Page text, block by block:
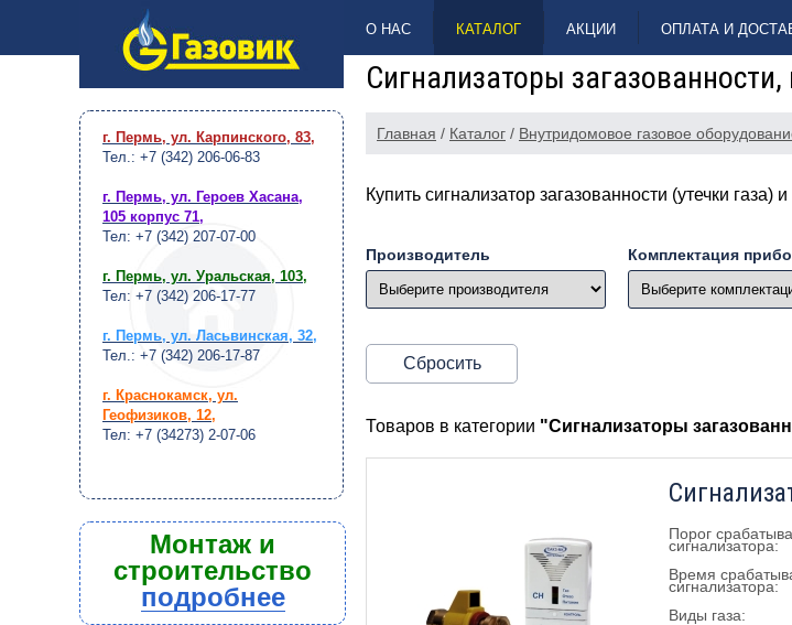
НАВЕРХ
О НАС КАТАЛОГ АКЦИИ ОПЛАТА И
Сигнализаторы загазованности,
Главная / Каталог / Внутридомовое газовое
Купить сигнализатор загазованности (утечки
Производитель Комплектация
Сбросить
Товаров в категории "Сигнализаторы
Порог
сигнализатора:
Время
сигнализатора:
Виды газа:
г. Пермь, ул. Карпинского, 83,
Тел.: +7 (342) 206-06-83
г. Пермь, ул. Героев Хасана,
105 корпус 71,
Тел: +7 (342) 207-07-00
г. Пермь, ул. Уральская, 103,
Тел: +7 (342) 206-17-77
г. Пермь, ул. Ласьвинская, 32,
Тел.: +7 (342) 206-17-87
г. Краснокамск, ул.
Геофизиков, 12,
Тел: +7 (34273) 2-07-06
Монтаж и
строительство
подробнее